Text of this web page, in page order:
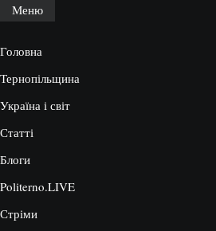
Меню
Головна
Тернопільщина
Україна і світ
Статті
Блоги
Politerno.LIVE
Стріми